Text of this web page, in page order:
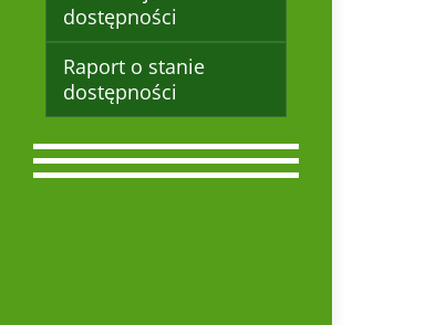
dostępności
Raport o stanie
dostępności